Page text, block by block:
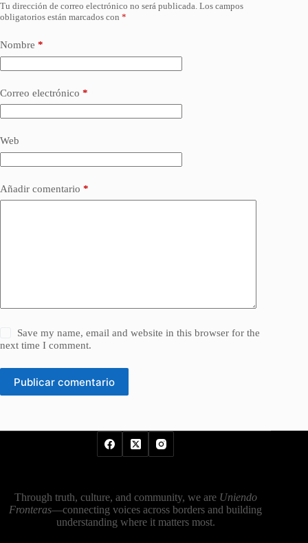
Tu dirección de correo electrónico no será publicada. Los campos
obligatorios están marcados con *
Nombre *
Correo electrónico *
Web
Añadir comentario *
Save my name, email and website in this browser for the
next time I comment.
Publicar comentario
Through truth, culture, and community, we are Uniendo
Fronteras—connecting voices across borders and building
understanding where it matters most.